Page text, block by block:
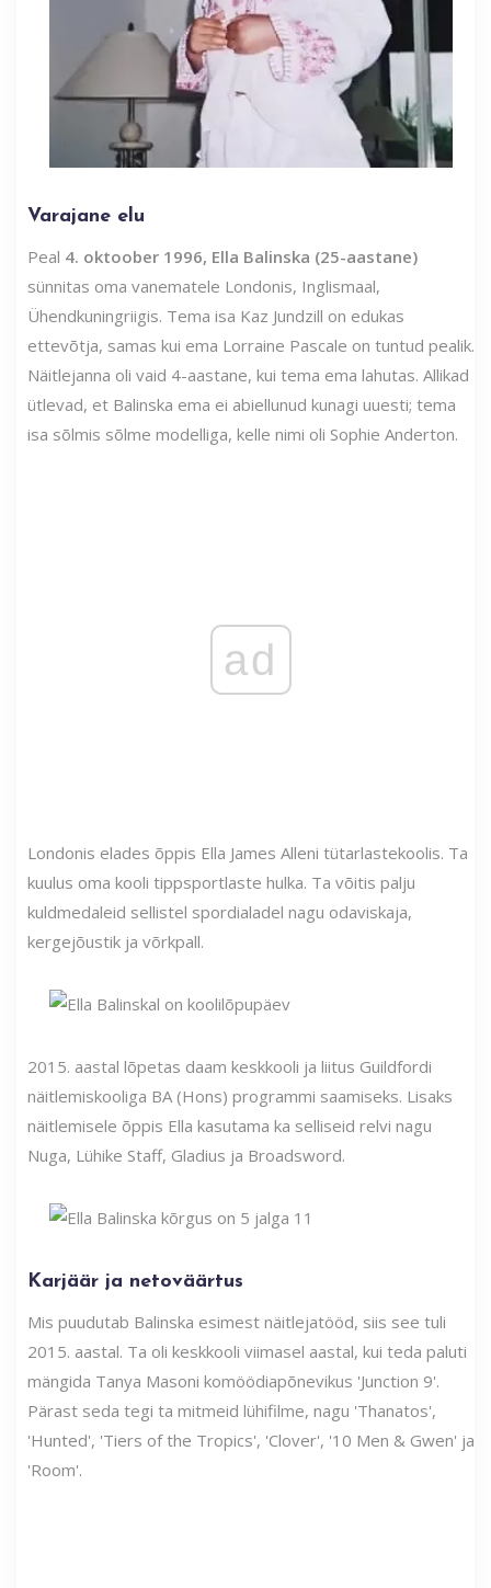
Varajane elu
Peal 4. oktoober 1996, Ella Balinska (25-aastane)
sünnitas oma vanematele Londonis, Inglismaal,
Ühendkuningriigis. Tema isa Kaz Jundzill on edukas
ettevõtja, samas kui ema Lorraine Pascale on tuntud pealik.
Näitlejanna oli vaid 4-aastane, kui tema ema lahutas. Allikad
ütlevad, et Balinska ema ei abiellunud kunagi uuesti; tema
isa sõlmis sõlme modelliga, kelle nimi oli Sophie Anderton.
ad
Londonis elades õppis Ella James Alleni tütarlastekoolis. Ta
kuulus oma kooli tippsportlaste hulka. Ta võitis palju
kuldmedaleid sellistel spordialadel nagu odaviskaja,
kergejõustik ja võrkpall.
2015. aastal lõpetas daam keskkooli ja liitus Guildfordi
näitlemiskooliga BA (Hons) programmi saamiseks. Lisaks
näitlemisele õppis Ella kasutama ka selliseid relvi nagu
Nuga, Lühike Staff, Gladius ja Broadsword.
Karjäär ja netoväärtus
Mis puudutab Balinska esimest näitlejatööd, siis see tuli
2015. aastal. Ta oli keskkooli viimasel aastal, kui teda paluti
mängida Tanya Masoni komöödiapõnevikus 'Junction 9'.
Pärast seda tegi ta mitmeid lühifilme, nagu 'Thanatos',
'Hunted', 'Tiers of the Tropics', 'Clover', '10 Men & Gwen' ja
'Room'.